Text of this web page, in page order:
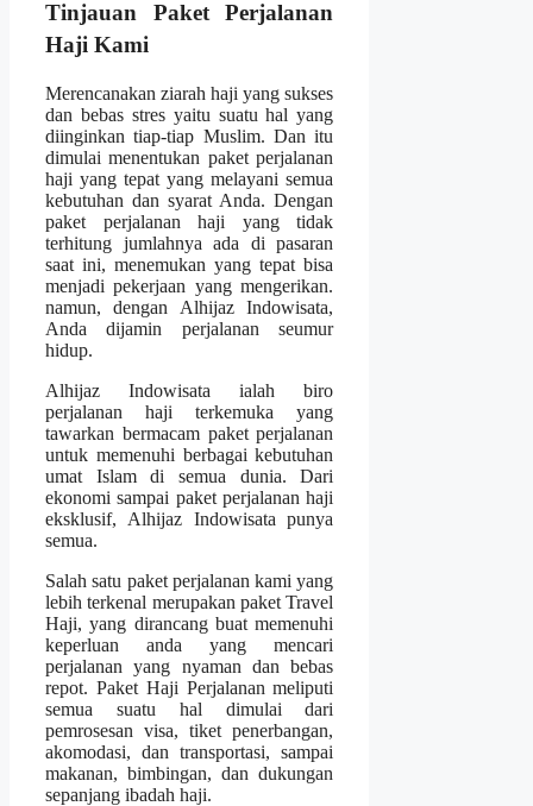
Tinjauan Paket Perjalanan
Haji Kami
Merencanakan ziarah haji yang sukses
dan bebas stres yaitu suatu hal yang
diinginkan tiap-tiap Muslim. Dan itu
dimulai menentukan paket perjalanan
haji yang tepat yang melayani semua
kebutuhan dan syarat Anda. Dengan
paket perjalanan haji yang tidak
terhitung jumlahnya ada di pasaran
saat ini, menemukan yang tepat bisa
menjadi pekerjaan yang mengerikan.
namun, dengan Alhijaz Indowisata,
Anda dijamin perjalanan seumur
hidup.
Alhijaz Indowisata ialah biro
perjalanan haji terkemuka yang
tawarkan bermacam paket perjalanan
untuk memenuhi berbagai kebutuhan
umat Islam di semua dunia. Dari
ekonomi sampai paket perjalanan haji
eksklusif, Alhijaz Indowisata punya
semua.
Salah satu paket perjalanan kami yang
lebih terkenal merupakan paket Travel
Haji, yang dirancang buat memenuhi
keperluan anda yang mencari
perjalanan yang nyaman dan bebas
repot. Paket Haji Perjalanan meliputi
semua suatu hal dimulai dari
pemrosesan visa, tiket penerbangan,
akomodasi, dan transportasi, sampai
makanan, bimbingan, dan dukungan
sepanjang ibadah haji.